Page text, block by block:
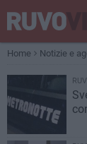
Home Notizie e